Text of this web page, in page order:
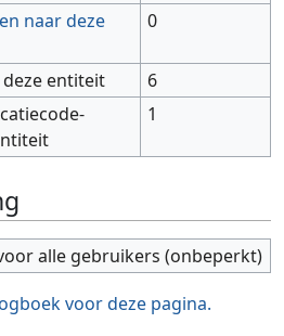
naar deze
0
entiteit
6
1
alle gebruikers (onbeperkt)
voor deze pagina.